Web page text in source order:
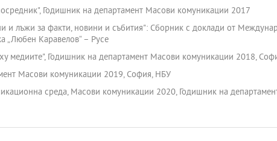
Годишник на департамент Масови комуникации 2017
и лъжи за факти, новини и събития": Сборник с доклади от
„Любен Каравелов“ – Русе
медиите", Годишник на департамент Масови комуникации 2018,
Масови комуникации 2019, София, НБУ
среда, Масови комуникации 2020, Годишник на